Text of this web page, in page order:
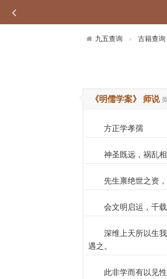
九五查询 古籍查询
《明儒学案》 师说
方正学孝孺
神圣既远，祸乱
先生禀绝世之资
会文明启运，千载
深维上天所以生
遇之。
此非学而有以见